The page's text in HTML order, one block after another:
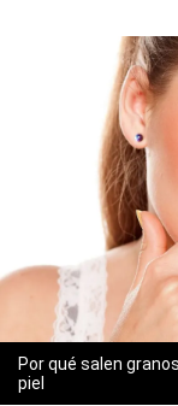
Por qué salen
piel